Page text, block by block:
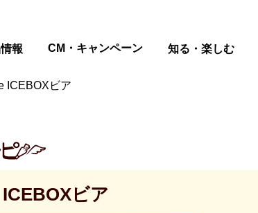
報 CM・キャンペーン 知る・楽しむ
ICEBOXビア
ビア